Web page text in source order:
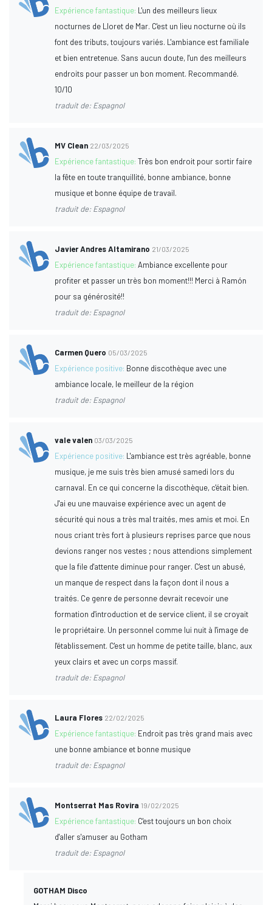
Expérience fantastique: L'un des meilleurs lieux
nocturnes de Lloret de Mar. C'est un lieu nocturne où ils
font des tributs, toujours variés. L'ambiance est familiale
et bien entretenue. Sans aucun doute, l'un des meilleurs
endroits pour passer un bon moment. Recommandé.
10/10
traduit de: Espagnol
MV Clean 22/03/2025
Expérience fantastique:Très bon endroit pour sortir faire
la fête en toute tranquillité, bonne ambiance, bonne
musique et bonne équipe de travail.
traduit de: Espagnol
Javier Andres Altamirano 21/03/2025
Expérience fantastique:Ambiance excellente pour
profiter et passer un très bon moment!!! Merci à Ramón
pour sa générosité!!
traduit de: Espagnol
Carmen Quero 05/03/2025
Expérience positive: Bonne discothèque avec une
ambiance locale, le meilleur de la région
traduit de: Espagnol
vale valen 03/03/2025
Expérience positive: L'ambiance est très agréable, bonne
musique, je me suis très bien amusé samedi lors du
carnaval. En ce qui concerne la discothèque, c'était bien.
J'ai eu une mauvaise expérience avec un agent de
sécurité qui nous a très mal traités, mes amis et moi. En
nous criant très fort à plusieurs reprises parce que nous
devions ranger nos vestes ; nous attendions simplement
que la file d'attente diminue pour ranger. C'est un abusé,
un manque de respect dans la façon dont il nous a
traités. Ce genre de personne devrait recevoir une
formation d'introduction et de service client, il se croyait
le propriétaire. Un personnel comme lui nuit à l'image de
l'établissement. C'est un homme de petite taille, blanc, aux
yeux clairs et avec un corps massif.
traduit de: Espagnol
Laura Flores 22/02/2025
Expérience fantastique: Endroit pas très grand mais avec
une bonne ambiance et bonne musique
traduit de: Espagnol
Montserrat Mas Rovira 19/02/2025
Expérience fantastique: C'est toujours un bon choix
d'aller s'amuser au Gotham
traduit de: Espagnol
GOTHAM Disco